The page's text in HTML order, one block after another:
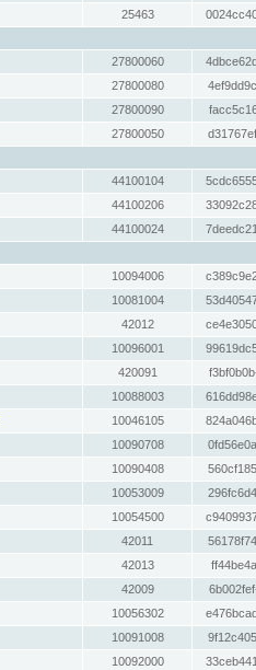
25463
27800060
27800080
27800090
27800050
44100104
44100206
44100024
10094006
10081004
42012
10096001
420091
10088003
10046105
10090708
10090408
10053009
10054500
42011
42013
42009
10056302
10091008
10092000